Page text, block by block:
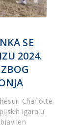
SE
2024.
Charlotte
igara u